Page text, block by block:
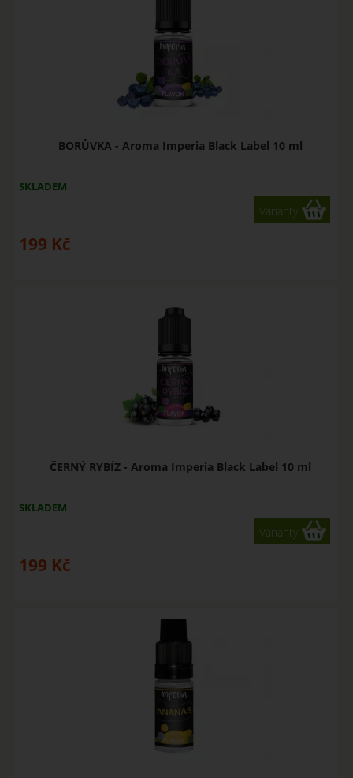
BORŮVKA - Aroma Imperia Black Label 10 ml
SKLADEM
Varianty
199 Kč
ČERNÝ RYBÍZ - Aroma Imperia Black Label 10 ml
SKLADEM
Varianty
199 Kč